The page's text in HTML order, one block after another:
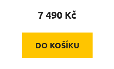
7 490 Kč
DO KOŠÍKU